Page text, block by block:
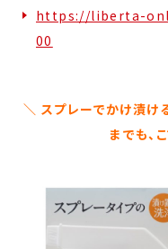
https://liberta-
00
＼ スプレーでかけ漬け
までも、